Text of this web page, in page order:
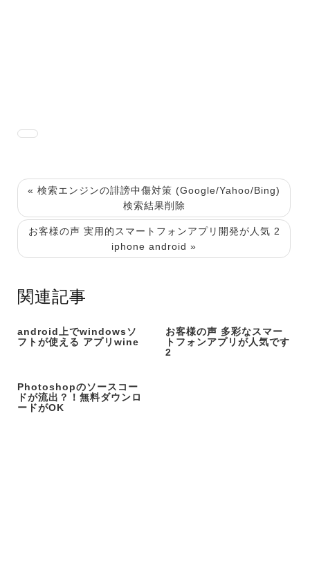
« 検索エンジンの誹謗中傷対策 (Google/Yahoo/Bing)
検索結果削除
お客様の声 実用的スマートフォンアプリ開発が人気 2
iphone android »
関連記事
android上でwindowsソ
フトが使える アプリwine
お客様の声 多彩なスマー
トフォンアプリが人気です
2
Photoshopのソースコー
ドが流出？！無料ダウンロ
ードがOK